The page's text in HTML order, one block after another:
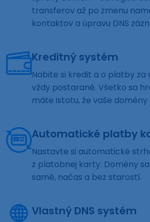
transferov až po zmenu
kontaktov a úpravu DNS
Kreditný systém
Nabite si kredit a o platby za
vždy postarané. Všetko sa
máte istotu, že vaše
Automatické platby
Nastavte si automatické
z platobnej karty. Domény
samé, načas a bez starostí.
Vlastný DNS systém